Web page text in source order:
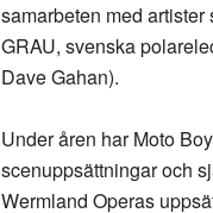
samarbeten med
GRAU, svenska
Dave Gahan).
Under åren har Moto
scenuppsättningar och
Wermland Operas